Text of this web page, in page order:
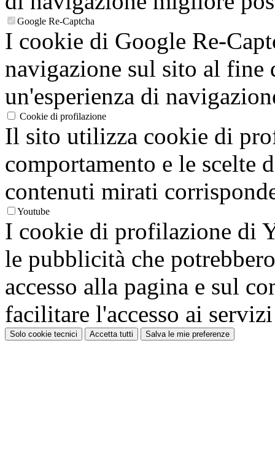
Google Re-Captcha
I cookie di Google Re-
navigazione sul sito al
un'esperienza di
Cookie di profilazione
Il sito utilizza cookie di
comportamento e le scelte
contenuti mirati
Youtube
I cookie di profilazione di
le pubblicità che
accesso alla pagina e sul
facilitare l'accesso ai
Solo cookie tecnici Accetta tutti Salva le mie preferenze